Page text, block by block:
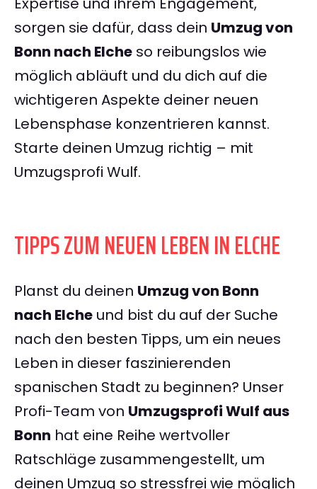
sorgen sie dafür, dass dein Umzug von
Bonn nach Elche so reibungslos wie
möglich abläuft und du dich auf die
wichtigeren Aspekte deiner neuen
Lebensphase konzentrieren kannst.
Starte deinen Umzug richtig – mit
Umzugsprofi Wulf.
TIPPS ZUM NEUEN LEBEN IN ELCHE
Planst du deinen Umzug von Bonn
nach Elche und bist du auf der Suche
nach den besten Tipps, um ein neues
Leben in dieser faszinierenden
spanischen Stadt zu beginnen? Unser
Profi-Team von Umzugsprofi Wulf aus
Bonn hat eine Reihe wertvoller
Ratschläge zusammengestellt, um
deinen Umzug so stressfrei wie möglich